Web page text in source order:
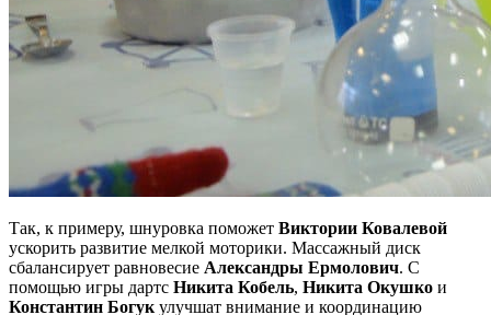
Так, к примеру, шнуровка поможет Виктории Ковалевой
ускорить развитие мелкой моторики. Массажный диск
сбалансирует равновесие Александры Ермолович. С
помощью игры дартс Никита Кобель, Никита Окушко и
Константин Богук улучшат внимание и координацию